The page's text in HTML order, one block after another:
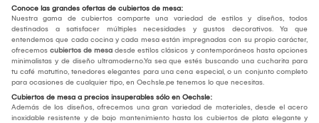
Conoce las grandes ofertas de cubiertos de mesa:
Nuestra gama de cubiertos comparte una variedad de estilos y diseños, todos
destinados a satisfacer múltiples necesidades y gustos decorativos. Ya que
entendemos que cada cocina y cada mesa están impregnadas con su propio carácter,
ofrecemos cubiertos de mesa desde estilos clásicos y contemporáneos hasta opciones
minimalistas y de diseño ultramoderno.Ya sea que estés buscando una cucharita para
tu café matutino, tenedores elegantes para una cena especial, o un conjunto completo
para ocasiones de cualquier tipo, en Oechsle.pe tenemos lo que necesitas.
Cubiertos de mesa a precios insuperables sólo en Oechsle:
Además de los diseños, ofrecemos una gran variedad de materiales, desde el acero
inoxidable resistente y de bajo mantenimiento hasta los cubiertos de plata elegante y